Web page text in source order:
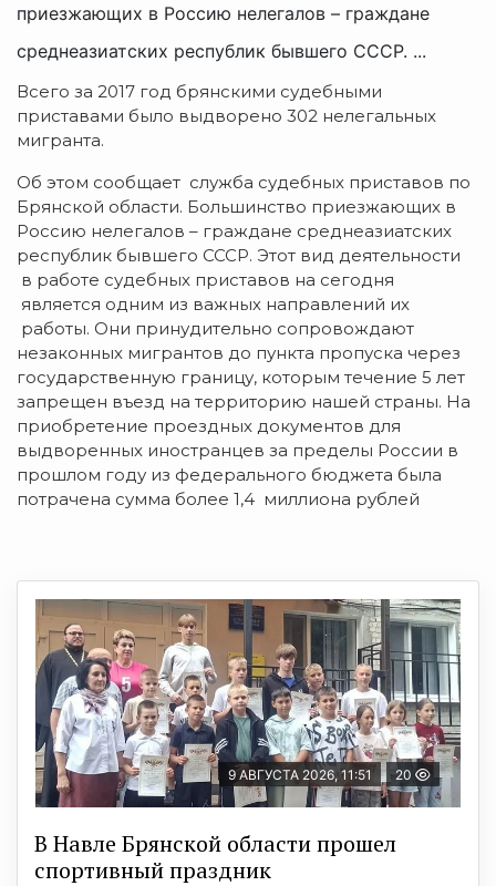
приезжающих в Россию нелегалов – граждане
среднеазиатских республик бывшего СССР. ...
Всего за 2017 год брянскими судебными
приставами было выдворено 302 нелегальных
мигранта.
Об этом сообщает служба судебных приставов по
Брянской области. Большинство приезжающих в
Россию нелегалов – граждане среднеазиатских
республик бывшего СССР. Этот вид деятельности
в работе судебных приставов на сегодня
является одним из важных направлений их
работы. Они принудительно сопровождают
незаконных мигрантов до пункта пропуска через
государственную границу, которым течение 5 лет
запрещен въезд на территорию нашей страны. На
приобретение проездных документов для
выдворенных иностранцев за пределы России в
прошлом году из федерального бюджета была
потрачена сумма более 1,4 миллиона рублей
9 АВГУСТА 2026, 11:51 20
В Навле Брянской области прошел
спортивный праздник